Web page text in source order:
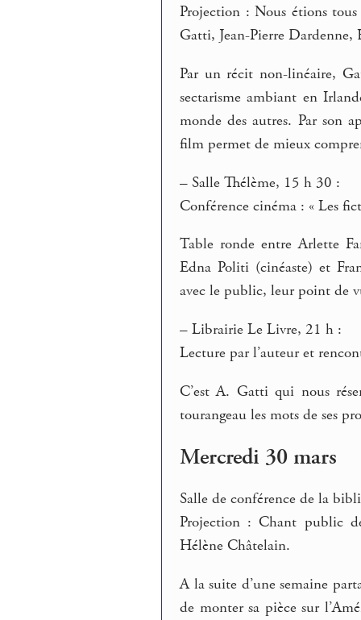
Projection : Nous étions
Gatti, Jean-Pierre
Par un récit non-linéaire,
sectarisme ambiant en
monde des autres. Par son
film permet de mieux
– Salle Thélème, 15 h 30 :
Conférence cinéma : « Les
Table ronde entre Arlette
Edna Politi (cinéaste) et
avec le public, leur point de
– Librairie Le Livre, 21 h :
Lecture par l’auteur et
C’est A. Gatti qui nous
tourangeau les mots de ses
Mercredi 30 mars
Salle de conférence de la
Projection : Chant public
Hélène Châtelain.
A la suite d’une semaine
de monter sa pièce sur